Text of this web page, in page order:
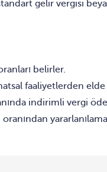
gelir vergisi
belirler.
faaliyetlerden
indirimli vergi